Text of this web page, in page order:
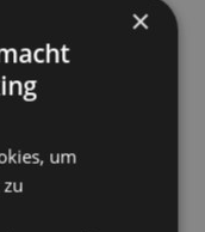
Weihrauch,
×
um